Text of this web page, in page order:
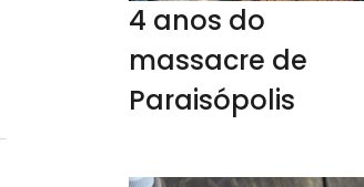
4 anos do
massacre de
Paraisópolis